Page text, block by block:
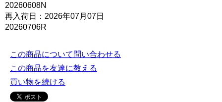
20260608N
再入荷日：2026年07月07日
20260706R
この商品について問い合わせる
この商品を友達に教える
買い物を続ける